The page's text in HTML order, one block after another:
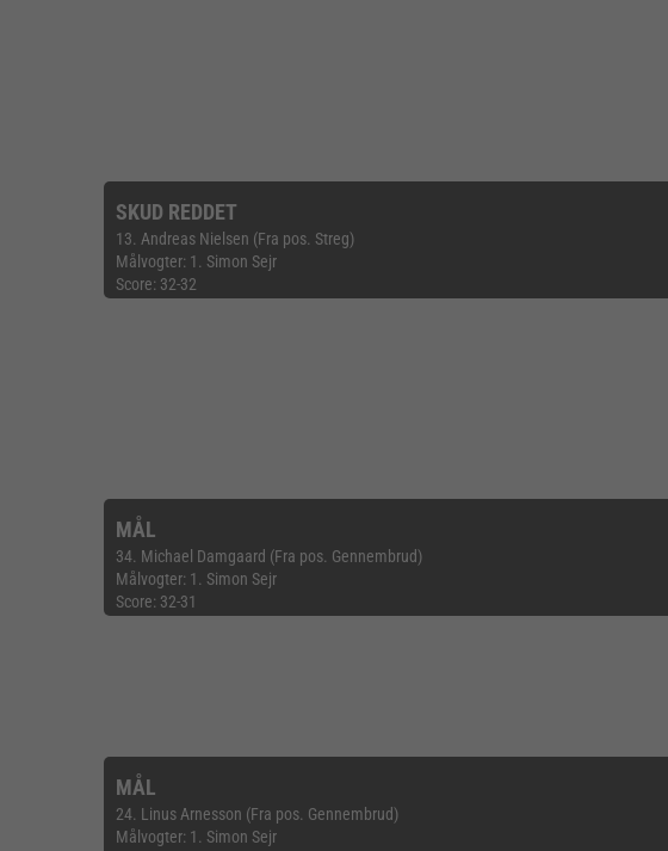
SKUD REDDET
13. Andreas Nielsen (Fra pos. Streg)
Målvogter: 1. Simon Sejr
Score: 32-32
MÅL
34. Michael Damgaard (Fra pos. Gennembrud)
Målvogter: 1. Simon Sejr
Score: 32-31
MÅL
24. Linus Arnesson (Fra pos. Gennembrud)
Målvogter: 1. Simon Sejr